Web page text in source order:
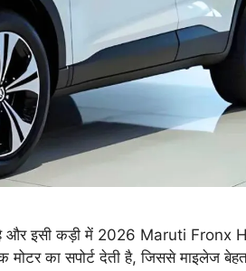
है और इसी कड़ी में 2026 Maruti Fronx
का सपोर्ट देती है, जिससे माइलेज